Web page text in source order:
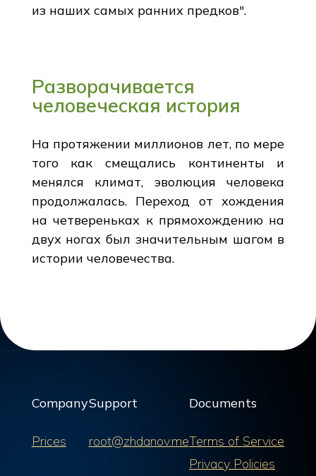
из наших самых ранних предков".
Разворачивается
человеческая история
На протяжении миллионов лет, по мере
того как смещались континенты и
менялся климат, эволюция человека
продолжалась. Переход от хождения
на четвереньках к прямохождению на
двух ногах был значительным шагом в
истории человечества.
Company
Prices
Support
root@zhdanov.me
Documents
Terms of Service
Privacy Policies